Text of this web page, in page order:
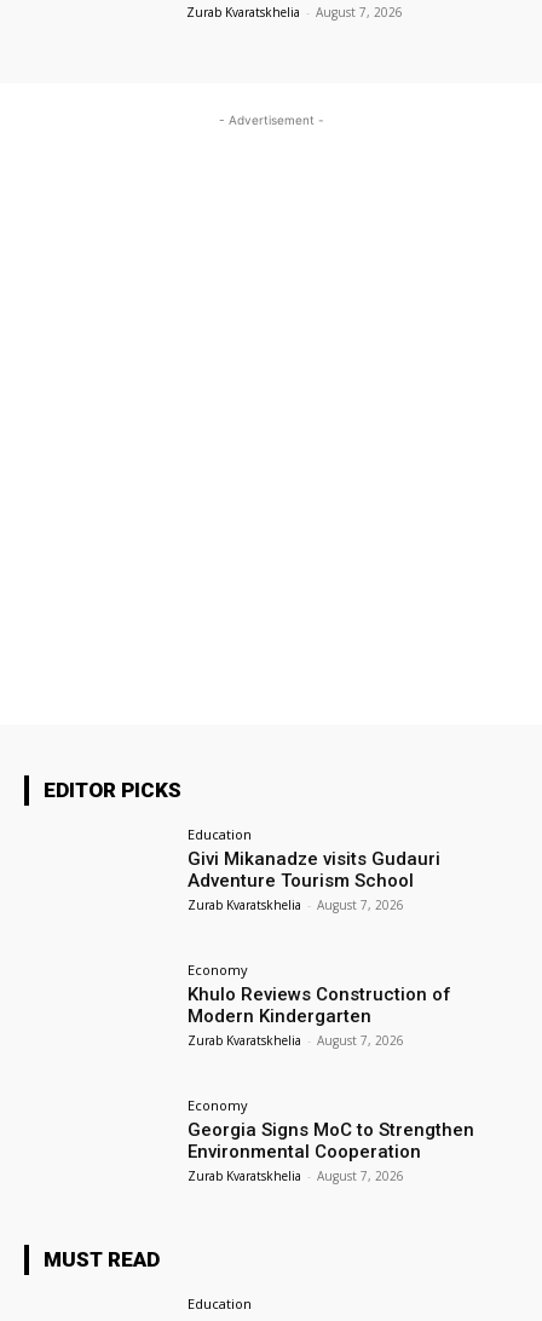
Zurab Kvaratskhelia - August 7, 2026
- Advertisement -
EDITOR PICKS
Education
Givi Mikanadze visits Gudauri
Adventure Tourism School
Zurab Kvaratskhelia - August 7, 2026
Economy
Khulo Reviews Construction of
Modern Kindergarten
Zurab Kvaratskhelia - August 7, 2026
Economy
Georgia Signs MoC to Strengthen
Environmental Cooperation
Zurab Kvaratskhelia - August 7, 2026
MUST READ
Education